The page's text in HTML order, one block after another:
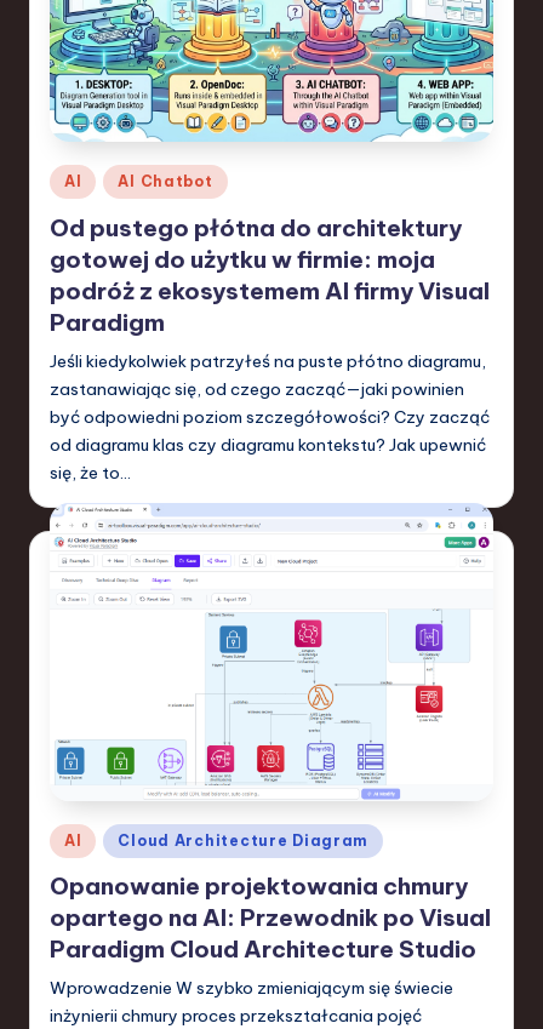
Posted
AI AI Chatbot
Od pustego płótna do architektury
gotowej do użytku w firmie: moja
podróż z ekosystemem AI firmy Visual
Paradigm
Jeśli kiedykolwiek patrzyłeś na puste płótno diagramu,
zastanawiając się, od czego zacząć—jaki powinien
być odpowiedni poziom szczegółowości? Czy zacząć
od diagramu klas czy diagramu kontekstu? Jak upewnić
się, że to…
Posted
in
AI Cloud Architecture Diagram
Opanowanie projektowania chmury
opartego na AI: Przewodnik po Visual
Paradigm Cloud Architecture Studio
Wprowadzenie W szybko zmieniającym się świecie
inżynierii chmury proces przekształcania pojęć